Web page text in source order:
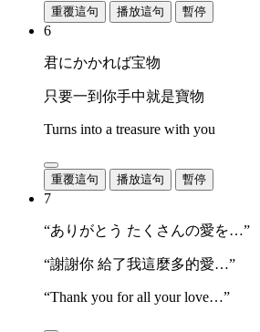
重覆這句 播放這句 暫停
6
君にかかれば宝物
只要一到你手中就是寶物
Turns into a treasure with you
重覆這句 播放這句 暫停
7
“ありがとう たくさんの愛を…”
“謝謝你 給了我這麼多的愛…”
“Thank you for all your love…”